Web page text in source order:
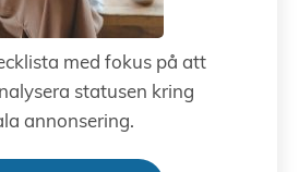
med fokus på att
statusen kring
annonsering.